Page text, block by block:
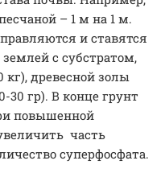
– 1 м на 1 м.
и ставятся
с субстратом,
кг), древесной золы
30 гр). В конце грунт
повышенной
часть
суперфосфата.